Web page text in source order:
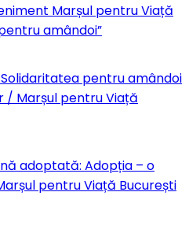
Marșul pentru Viață
amândoi”
Solidaritatea pentru amândoi
/ Marșul pentru Viață
adoptată: Adopția – o
pentru Viață București